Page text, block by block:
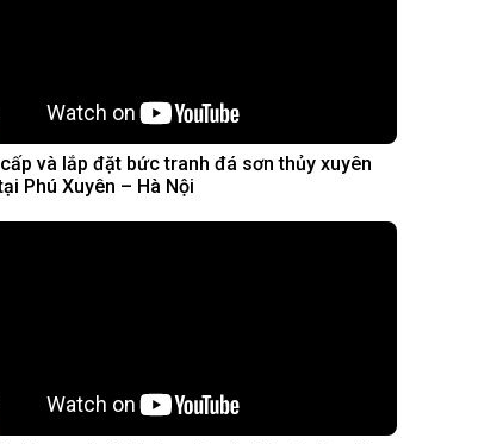
và lắp đặt bức tranh đá sơn thủy xuyên
Phú Xuyên – Hà Nội